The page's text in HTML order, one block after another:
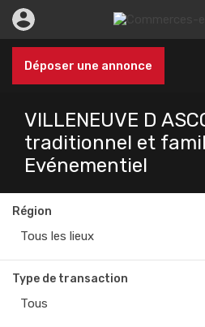
Déposer une annonce
VILLENEUVE D
traditionnel et
Evénementiel
Région
Tous les lieux
Type de transaction
Tous